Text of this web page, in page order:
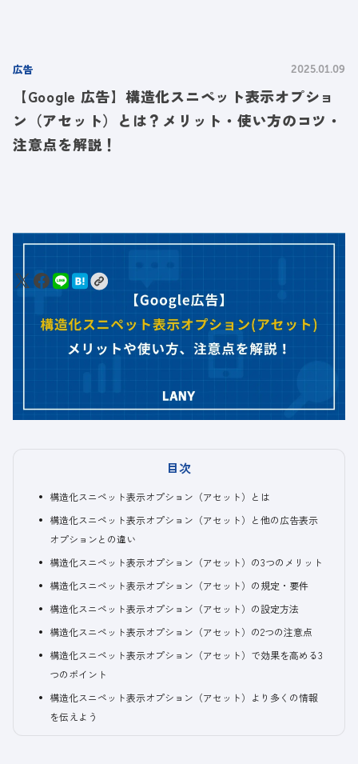
広告 2025.01.09
【Google 広告】構造化スニペット表示オプショ
ン（アセット）とは？メリット・使い方のコツ・
注意点を解説！
目次
構造化スニペット表示オプション（アセット）とは
構造化スニペット表示オプション（アセット）と他の広告表示
オプションとの違い
構造化スニペット表示オプション（アセット）の3つのメリット
構造化スニペット表示オプション（アセット）の規定・要件
構造化スニペット表示オプション（アセット）の設定方法
構造化スニペット表示オプション（アセット）の2つの注意点
構造化スニペット表示オプション（アセット）で効果を高める3
つのポイント
構造化スニペット表示オプション（アセット）より多くの情報
を伝えよう